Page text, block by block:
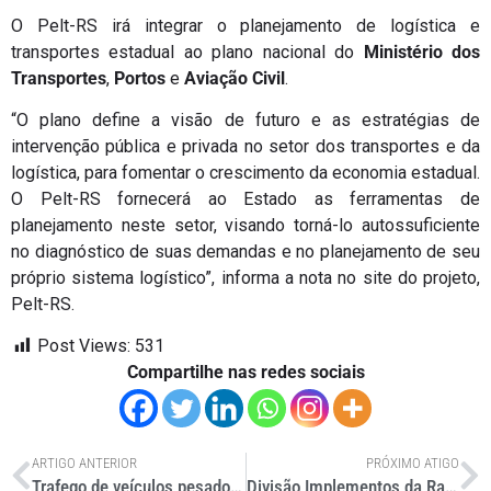
O Pelt-RS irá integrar o planejamento de logística e
transportes estadual ao plano nacional do Ministério dos
Transportes, Portos e Aviação Civil.
“O plano define a visão de futuro e as estratégias de
intervenção pública e privada no setor dos transportes e da
logística, para fomentar o crescimento da economia estadual.
O Pelt-RS fornecerá ao Estado as ferramentas de
planejamento neste setor, visando torná-lo autossuficiente
no diagnóstico de suas demandas e no planejamento de seu
próprio sistema logístico”, informa a nota no site do projeto,
Pelt-RS.
Post Views: 531
Compartilhe nas redes sociais
ARTIGO ANTERIOR PRÓXIMO ATIGO